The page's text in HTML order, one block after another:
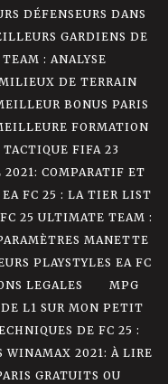
DÉFENSEURS DANS
GARDIENS DE
: ANALYSE
DE TERRAIN
BONUS PARIS
FORMATION
FIFA 23
COMPARATIF ET
EA FC 25 : LA TIER LIST
25 ULTIMATE TEAM :
MANETTE
PLAYSTYLES EA FC
LEGALES
MPG
DE L1 SUR MON PETIT
DE FC 25 :
WINAMAX 2021: À LIRE
GRATUITS OU